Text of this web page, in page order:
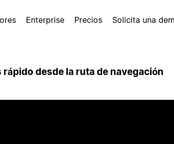
Enterprise Precios Solicita una
desde la ruta de navegación